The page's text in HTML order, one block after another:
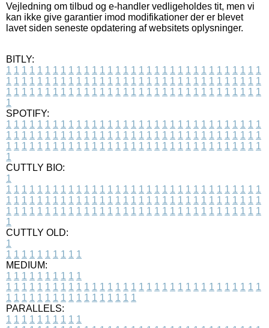
Vejledning om tilbud og e-handler vedligeholdes tit, men vi
kan ikke give garantier imod modifikationer der er blevet
lavet siden seneste opdatering af websitets oplysninger.
BITLY:
1 1 1 1 1 1 1 1 1 1 1 1 1 1 1 1 1 1 1 1 1 1 1 1 1 1 1 1 1 1 1 1 1
1 1 1 1 1 1 1 1 1 1 1 1 1 1 1 1 1 1 1 1 1 1 1 1 1 1 1 1 1 1 1 1 1
1 1 1 1 1 1 1 1 1 1 1 1 1 1 1 1 1 1 1 1 1 1 1 1 1 1 1 1 1 1 1 1 1
1
SPOTIFY:
1 1 1 1 1 1 1 1 1 1 1 1 1 1 1 1 1 1 1 1 1 1 1 1 1 1 1 1 1 1 1 1 1
1 1 1 1 1 1 1 1 1 1 1 1 1 1 1 1 1 1 1 1 1 1 1 1 1 1 1 1 1 1 1 1 1
1 1 1 1 1 1 1 1 1 1 1 1 1 1 1 1 1 1 1 1 1 1 1 1 1 1 1 1 1 1 1 1 1
1
CUTTLY BIO:
1
1 1 1 1 1 1 1 1 1 1 1 1 1 1 1 1 1 1 1 1 1 1 1 1 1 1 1 1 1 1 1 1 1
1 1 1 1 1 1 1 1 1 1 1 1 1 1 1 1 1 1 1 1 1 1 1 1 1 1 1 1 1 1 1 1 1
1 1 1 1 1 1 1 1 1 1 1 1 1 1 1 1 1 1 1 1 1 1 1 1 1 1 1 1 1 1 1 1 1
1
CUTTLY OLD:
1
1 1 1 1 1 1 1 1 1 1
MEDIUM:
1 1 1 1 1 1 1 1 1 1
1 1 1 1 1 1 1 1 1 1 1 1 1 1 1 1 1 1 1 1 1 1 1 1 1 1 1 1 1 1 1 1 1
1 1 1 1 1 1 1 1 1 1 1 1 1 1 1 1 1
PARALLELS:
1 1 1 1 1 1 1 1 1 1